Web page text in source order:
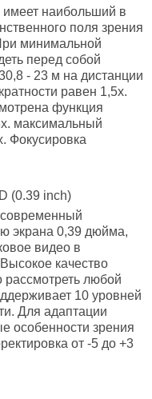
наибольший в
поля зрения
минимальной
перед собой
- 23 м на дистанции
равен 1,5х.
функция
максимальный
Фокусировка
(0.39 inch)
экрана 0,39 дюйма,
видео в
качество
рассмотреть любой
10 уровней
Для адаптации
особенности зрения
от -5 до +3